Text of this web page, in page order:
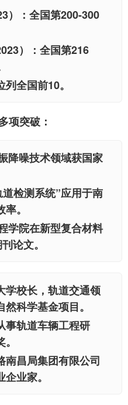
）：全国第200-300
）：全国第216
全国前10。
项突破：
降噪技术领域获国家
检测系统”应用于南
。
学院在新型复合材料
论文。
学校长，轨道交通领
科学基金项目。
事轨道车辆工程研
南昌局集团有限公司
业家。